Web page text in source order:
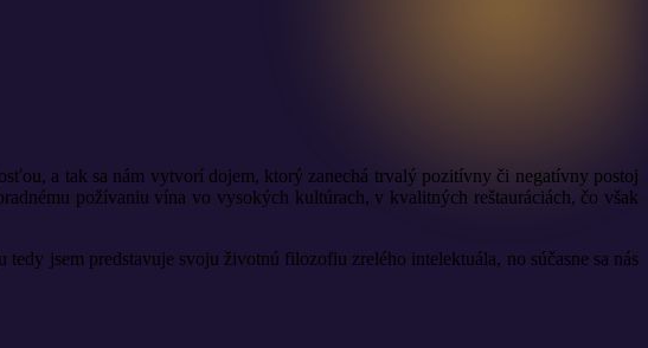
a tak sa nám vytvorí dojem, ktorý zanechá trvalý pozitívny či negatívny postoj
požívaniu vína vo vysokých kultúrach, v kvalitných reštauráciách, čo však
jsem predstavuje svoju životnú filozofiu zrelého intelektuála, no súčasne sa nás